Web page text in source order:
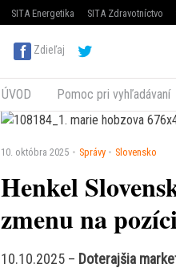
SITA Energetika SITA Zdravotníctvo
Zdieľaj
ÚVOD Pomoc pri vyhľadávaní
10. októbra 2025 Správy Slovensko
Henkel
zmenu na
10.10.2025 – Doterajšia